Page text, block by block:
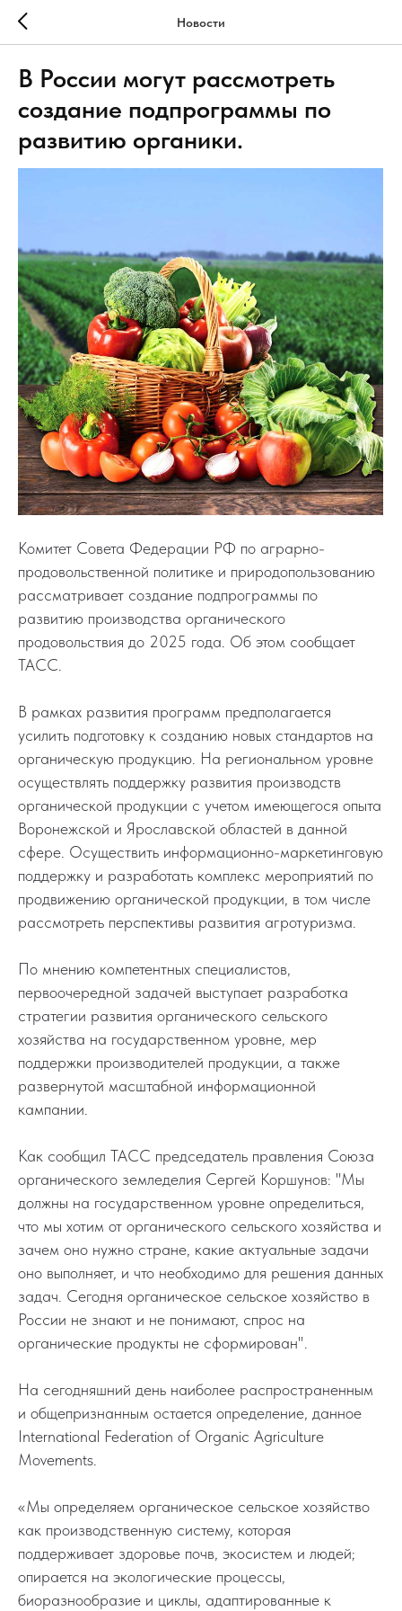
Новости
В России могут рассмотреть
создание подпрограммы по
развитию органики.
Комитет Совета Федерации РФ по аграрно-
продовольственной политике и природопользованию
рассматривает создание подпрограммы по
развитию производства органического
продовольствия до 2025 года. Об этом сообщает
ТАСС.
В рамках развития программ предполагается
усилить подготовку к созданию новых стандартов на
органическую продукцию. На региональном уровне
осуществлять поддержку развития производств
органической продукции с учетом имеющегося опыта
Воронежской и Ярославской областей в данной
сфере. Осуществить информационно-маркетинговую
поддержку и разработать комплекс мероприятий по
продвижению органической продукции, в том числе
рассмотреть перспективы развития агротуризма.
По мнению компетентных специалистов,
первоочередной задачей выступает разработка
стратегии развития органического сельского
хозяйства на государственном уровне, мер
поддержки производителей продукции, а также
развернутой масштабной информационной
кампании.
Как сообщил ТАСС председатель правления Союза
органического земледелия Сергей Коршунов: "Мы
должны на государственном уровне определиться,
что мы хотим от органического сельского хозяйства и
зачем оно нужно стране, какие актуальные задачи
оно выполняет, и что необходимо для решения данных
задач. Сегодня органическое сельское хозяйство в
России не знают и не понимают, спрос на
органические продукты не сформирован".
На сегодняшний день наиболее распространенным
и общепризнанным остается определение, данное
International Federation of Organic Agriculture
Movements.
«Мы определяем органическое сельское хозяйство
как производственную систему, которая
поддерживает здоровье почв, экосистем и людей;
опирается на экологические процессы,
биоразнообразие и циклы, адаптированные к